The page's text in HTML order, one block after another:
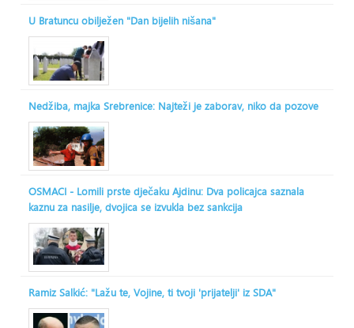
U Bratuncu obilježen "Dan bijelih nišana"
Nedžiba, majka Srebrenice: Najteži je zaborav, niko da pozove
OSMACI - Lomili prste dječaku Ajdinu: Dva policajca saznala
kaznu za nasilje, dvojica se izvukla bez sankcija
Ramiz Salkić: "Lažu te, Vojine, ti tvoji 'prijatelji' iz SDA"